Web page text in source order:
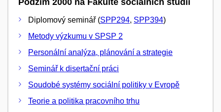
Podzim 2000 na Fakultě sociálních studií
Diplomový seminář (SPP294, SPP394)
Metody výzkumu v SPSP 2
Personální analýza, plánování a strategie
Seminář k disertační práci
Soudobé systémy sociální politiky v Evropě
Teorie a politika pracovního trhu